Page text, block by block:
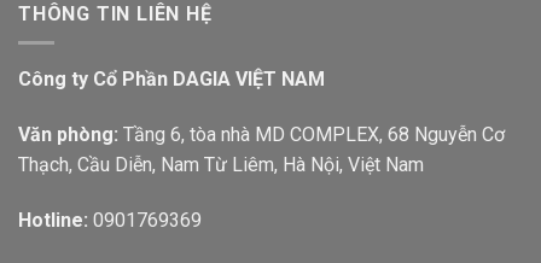
THÔNG TIN LIÊN HỆ
Công ty Cổ Phần DAGIA VIỆT NAM
Văn phòng: Tầng 6, tòa nhà MD COMPLEX, 68 Nguyễn Cơ
Thạch, Cầu Diễn, Nam Từ Liêm, Hà Nội, Việt Nam
Hotline: 0901769369